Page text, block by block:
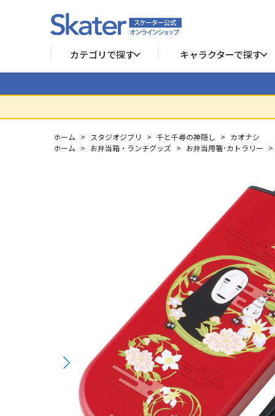
カテゴリで探す キャラクターで探す
ホーム > スタジオジブリ > 千と千尋の神隠し > カオナシ
ホーム > お弁当箱・ランチグッズ > お弁当用箸･カトラリー >